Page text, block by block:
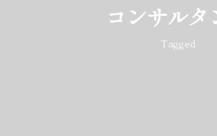
コンサルタ
Tagged